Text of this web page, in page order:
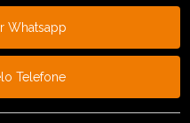
Whatsapp
Telefone